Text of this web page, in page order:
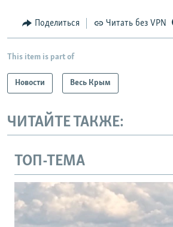
Поделиться Читать без VPN
This item is part of
Новости Весь Крым
ЧИТАЙТЕ ТАКЖЕ:
ТОП-ТЕМА